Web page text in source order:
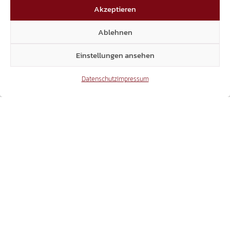
Akzeptieren
Ablehnen
Einstellungen ansehen
DatenschutzImpressum
EINSTURZ JUSTIZPALAST BOZEN
FASCHISTENBAU ABREISSEN, V
ERANTWORTLICHE ZUR RECHENSCHAFT Z